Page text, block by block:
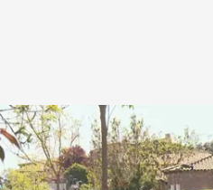
Imagen del día que se produjo el crimen
Redacción digital Noticias Cuatro
29 ABR 2024 - 20:01h.